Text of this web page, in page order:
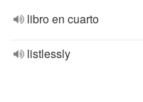
libro en cuarto
listlessly